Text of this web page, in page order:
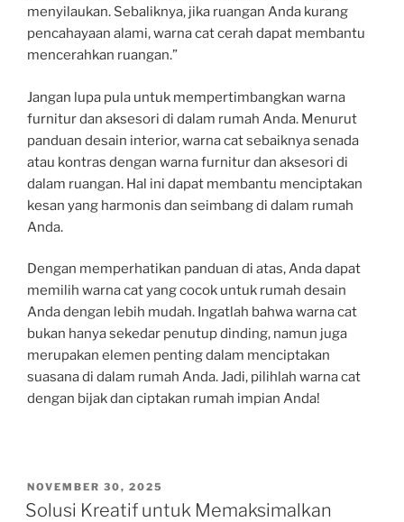
menyilaukan. Sebaliknya, jika ruangan Anda kurang
pencahayaan alami, warna cat cerah dapat membantu
mencerahkan ruangan.”
Jangan lupa pula untuk mempertimbangkan warna
furnitur dan aksesori di dalam rumah Anda. Menurut
panduan desain interior, warna cat sebaiknya senada
atau kontras dengan warna furnitur dan aksesori di
dalam ruangan. Hal ini dapat membantu menciptakan
kesan yang harmonis dan seimbang di dalam rumah
Anda.
Dengan memperhatikan panduan di atas, Anda dapat
memilih warna cat yang cocok untuk rumah desain
Anda dengan lebih mudah. Ingatlah bahwa warna cat
bukan hanya sekedar penutup dinding, namun juga
merupakan elemen penting dalam menciptakan
suasana di dalam rumah Anda. Jadi, pilihlah warna cat
dengan bijak dan ciptakan rumah impian Anda!
POSTED
ON
NOVEMBER 30, 2025
Solusi Kreatif untuk Memaksimalkan